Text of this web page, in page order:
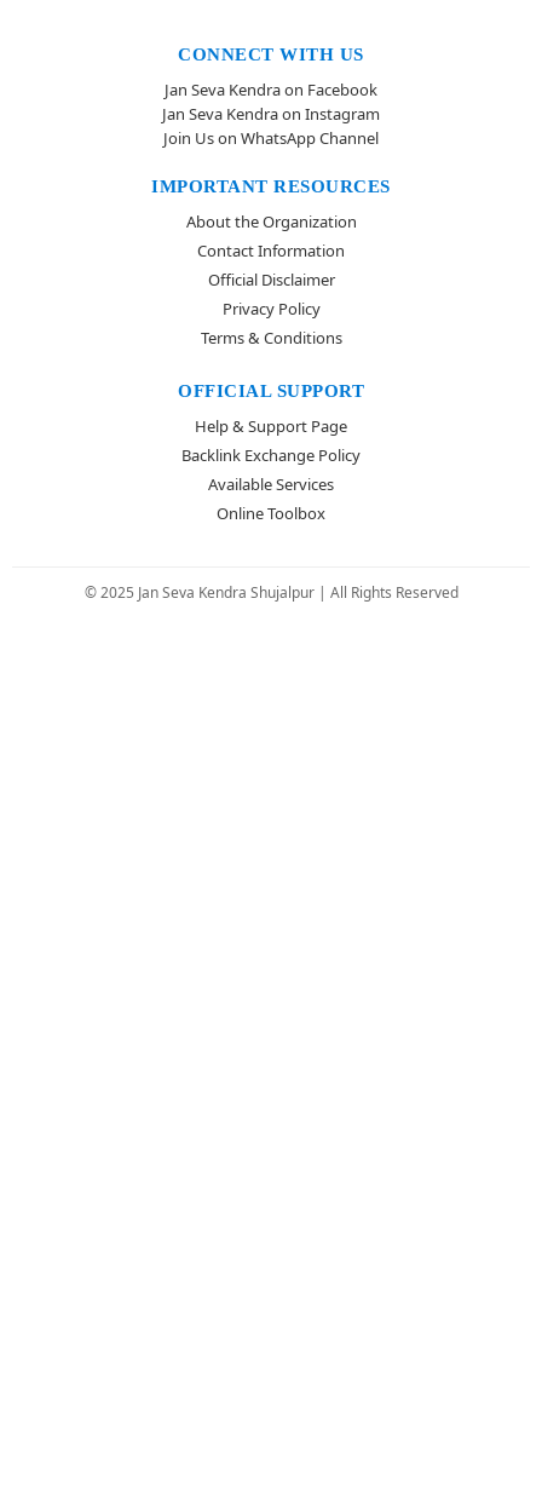
CONNECT WITH US
Jan Seva Kendra on Facebook
Jan Seva Kendra on Instagram
Join Us on WhatsApp Channel
IMPORTANT RESOURCES
About the Organization
Contact Information
Official Disclaimer
Privacy Policy
Terms & Conditions
OFFICIAL SUPPORT
Help & Support Page
Backlink Exchange Policy
Available Services
Online Toolbox
© 2025 Jan Seva Kendra Shujalpur | All Rights Reserved